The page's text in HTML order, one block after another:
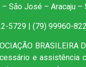
São José – Aracaju –
5729 | (79) 99960-
e